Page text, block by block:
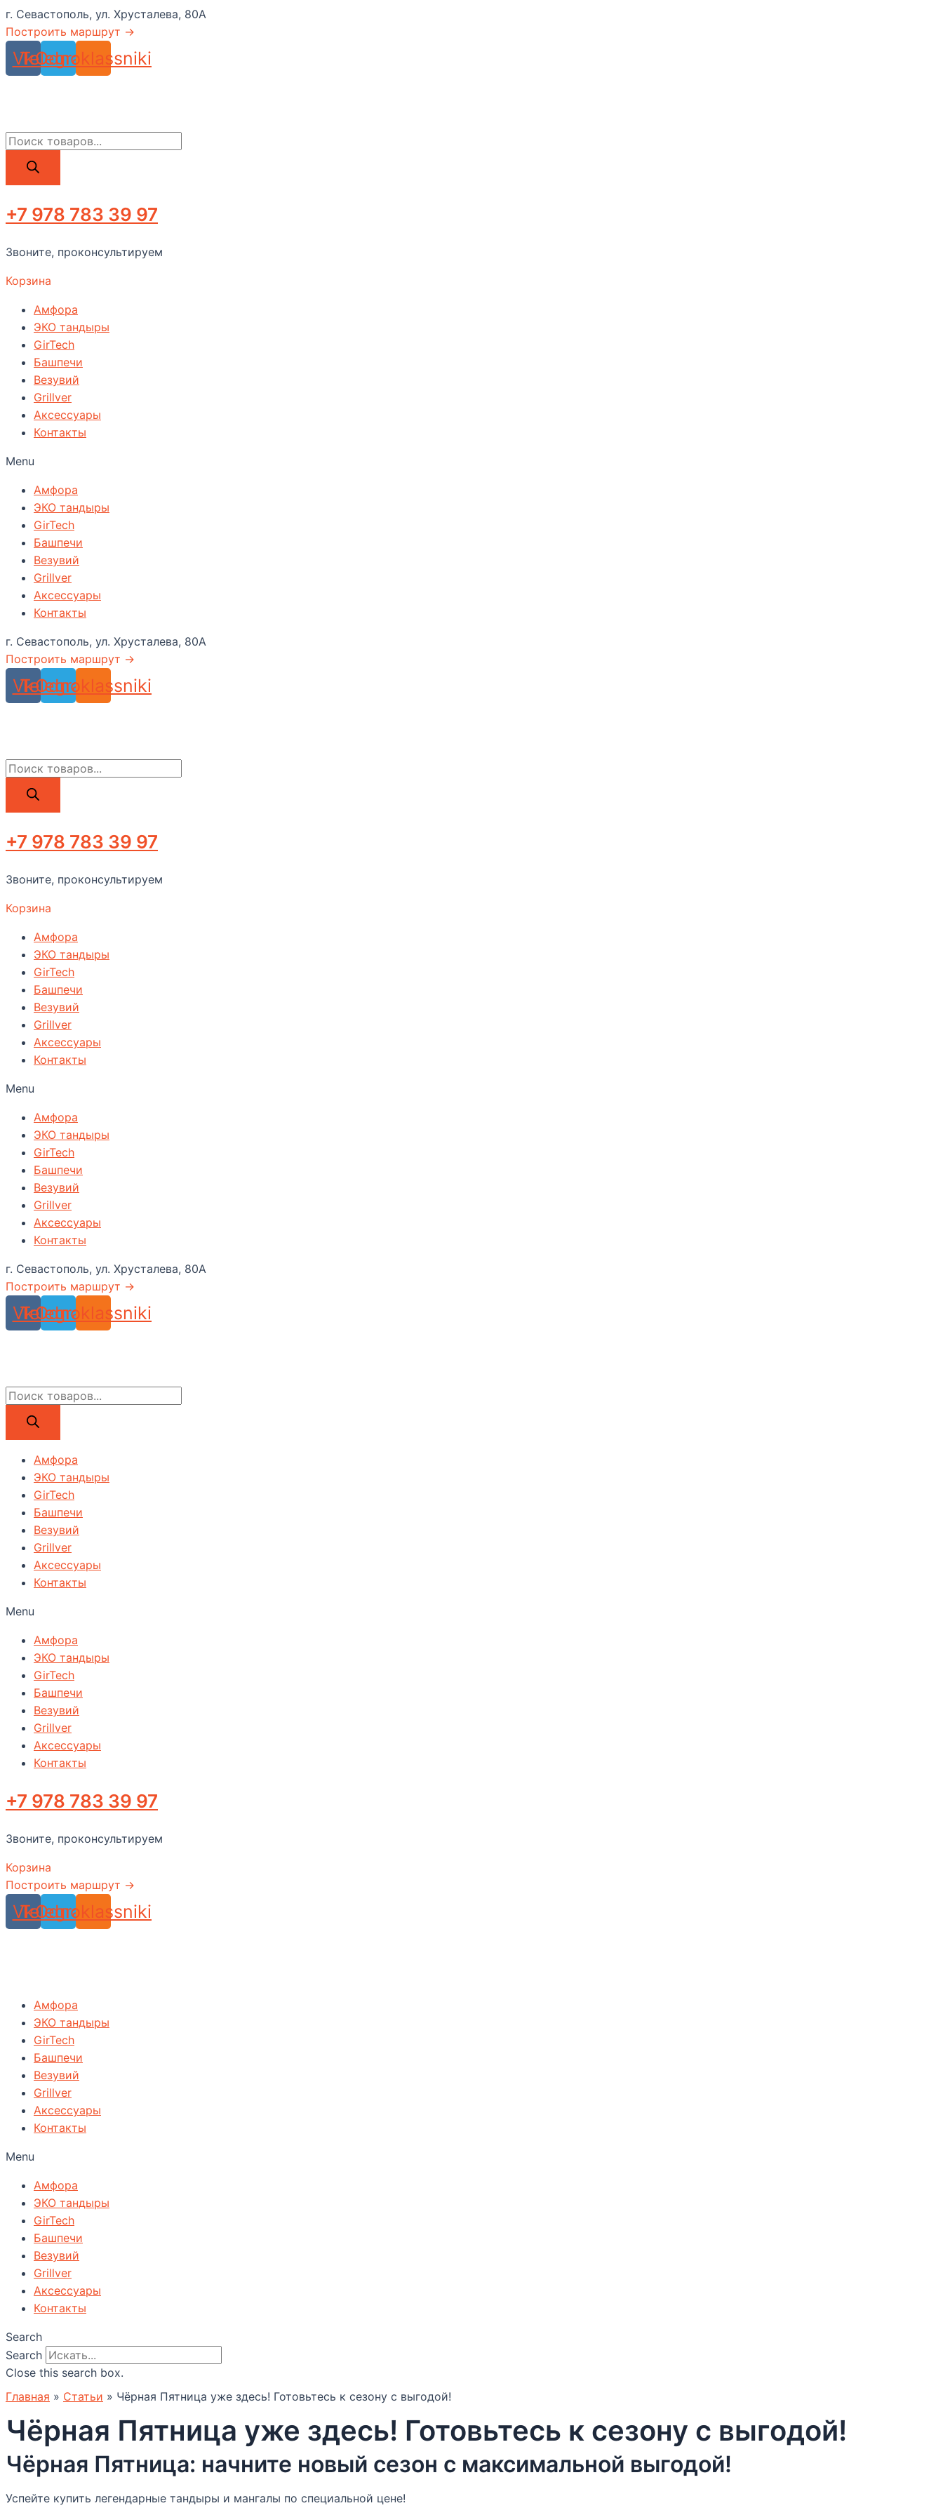
Перейти
к
содержимому
г. Севастополь, ул. Хрусталева, 80А
Построить маршрут →
Vk
Telegram
Odnoklassniki
Поиск
товаров
+7 978 783 39 97
Звоните, проконсультируем
Корзина
Амфора
ЭКО тандыры
GirTech
Башпечи
Везувий
Grillver
Аксессуары
Контакты
Menu
Амфора
ЭКО тандыры
GirTech
Башпечи
Везувий
Grillver
Аксессуары
Контакты
г. Севастополь, ул. Хрусталева, 80А
Построить маршрут →
Vk
Telegram
Odnoklassniki
Поиск
товаров
+7 978 783 39 97
Звоните, проконсультируем
Корзина
Амфора
ЭКО тандыры
GirTech
Башпечи
Везувий
Grillver
Аксессуары
Контакты
Menu
Амфора
ЭКО тандыры
GirTech
Башпечи
Везувий
Grillver
Аксессуары
Контакты
г. Севастополь, ул. Хрусталева, 80А
Построить маршрут →
Vk
Telegram
Odnoklassniki
Поиск
товаров
Амфора
ЭКО тандыры
GirTech
Башпечи
Везувий
Grillver
Аксессуары
Контакты
Menu
Амфора
ЭКО тандыры
GirTech
Башпечи
Везувий
Grillver
Аксессуары
Контакты
+7 978 783 39 97
Звоните, проконсультируем
Корзина
Построить маршрут →
Vk
Telegram
Odnoklassniki
Амфора
ЭКО тандыры
GirTech
Башпечи
Везувий
Grillver
Аксессуары
Контакты
Menu
Амфора
ЭКО тандыры
GirTech
Башпечи
Везувий
Grillver
Аксессуары
Контакты
Search
Search
Close this search box.
Главная » Статьи » Чёрная Пятница уже здесь! Готовьтесь к сезону с выгодой!
Чёрная Пятница уже здесь! Готовьтесь к сезону с выгодой!
Чёрная Пятница: начните новый сезон с максимальной выгодой!
Успейте купить легендарные тандыры и мангалы по специальной цене!